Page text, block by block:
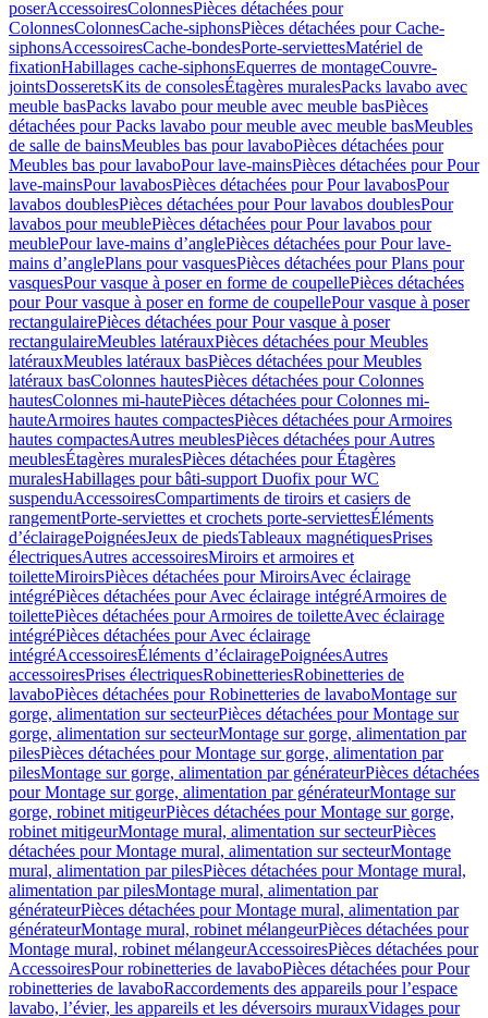
poserAccessoiresColonnesPièces détachées pour
ColonnesColonnesCache-siphonsPièces détachées pour Cache-
siphonsAccessoiresCache-bondesPorte-serviettesMatériel de
fixationHabillages cache-siphonsEquerres de montageCouvre-
jointsDosseretsKits de consolesÉtagères muralesPacks lavabo avec
meuble basPacks lavabo pour meuble avec meuble basPièces
détachées pour Packs lavabo pour meuble avec meuble basMeubles
de salle de bainsMeubles bas pour lavaboPièces détachées pour
Meubles bas pour lavaboPour lave-mainsPièces détachées pour Pour
lave-mainsPour lavabosPièces détachées pour Pour lavabosPour
lavabos doublesPièces détachées pour Pour lavabos doublesPour
lavabos pour meublePièces détachées pour Pour lavabos pour
meublePour lave-mains d’anglePièces détachées pour Pour lave-
mains d’anglePlans pour vasquesPièces détachées pour Plans pour
vasquesPour vasque à poser en forme de coupellePièces détachées
pour Pour vasque à poser en forme de coupellePour vasque à poser
rectangulairePièces détachées pour Pour vasque à poser
rectangulaireMeubles latérauxPièces détachées pour Meubles
latérauxMeubles latéraux basPièces détachées pour Meubles
latéraux basColonnes hautesPièces détachées pour Colonnes
hautesColonnes mi-hautePièces détachées pour Colonnes mi-
hauteArmoires hautes compactesPièces détachées pour Armoires
hautes compactesAutres meublesPièces détachées pour Autres
meublesÉtagères muralesPièces détachées pour Étagères
muralesHabillages pour bâti-support Duofix pour WC
suspenduAccessoiresCompartiments de tiroirs et casiers de
rangementPorte-serviettes et crochets porte-serviettesÉléments
d’éclairagePoignéesJeux de piedsTableaux magnétiquesPrises
électriquesAutres accessoiresMiroirs et armoires et
toiletteMiroirsPièces détachées pour MiroirsAvec éclairage
intégréPièces détachées pour Avec éclairage intégréArmoires de
toilettePièces détachées pour Armoires de toiletteAvec éclairage
intégréPièces détachées pour Avec éclairage
intégréAccessoiresÉléments d’éclairagePoignéesAutres
accessoiresPrises électriquesRobinetteriesRobinetteries de
lavaboPièces détachées pour Robinetteries de lavaboMontage sur
gorge, alimentation sur secteurPièces détachées pour Montage sur
gorge, alimentation sur secteurMontage sur gorge, alimentation par
pilesPièces détachées pour Montage sur gorge, alimentation par
pilesMontage sur gorge, alimentation par générateurPièces détachées
pour Montage sur gorge, alimentation par générateurMontage sur
gorge, robinet mitigeurPièces détachées pour Montage sur gorge,
robinet mitigeurMontage mural, alimentation sur secteurPièces
détachées pour Montage mural, alimentation sur secteurMontage
mural, alimentation par pilesPièces détachées pour Montage mural,
alimentation par pilesMontage mural, alimentation par
générateurPièces détachées pour Montage mural, alimentation par
générateurMontage mural, robinet mélangeurPièces détachées pour
Montage mural, robinet mélangeurAccessoiresPièces détachées pour
AccessoiresPour robinetteries de lavaboPièces détachées pour Pour
robinetteries de lavaboRaccordements des appareils pour l’espace
lavabo, l’évier, les appareils et les déversoirs murauxVidages pour